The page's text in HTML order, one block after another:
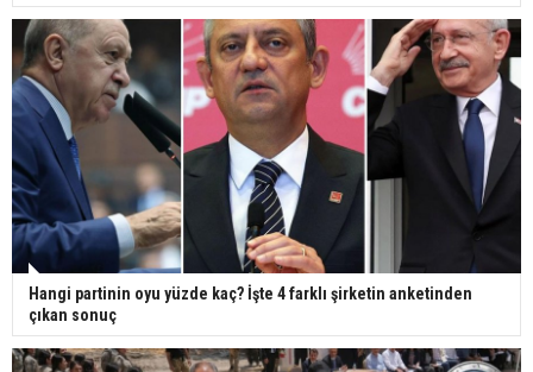
Hangi partinin oyu yüzde kaç? İşte 4 farklı şirketin anketinden
çıkan sonuç